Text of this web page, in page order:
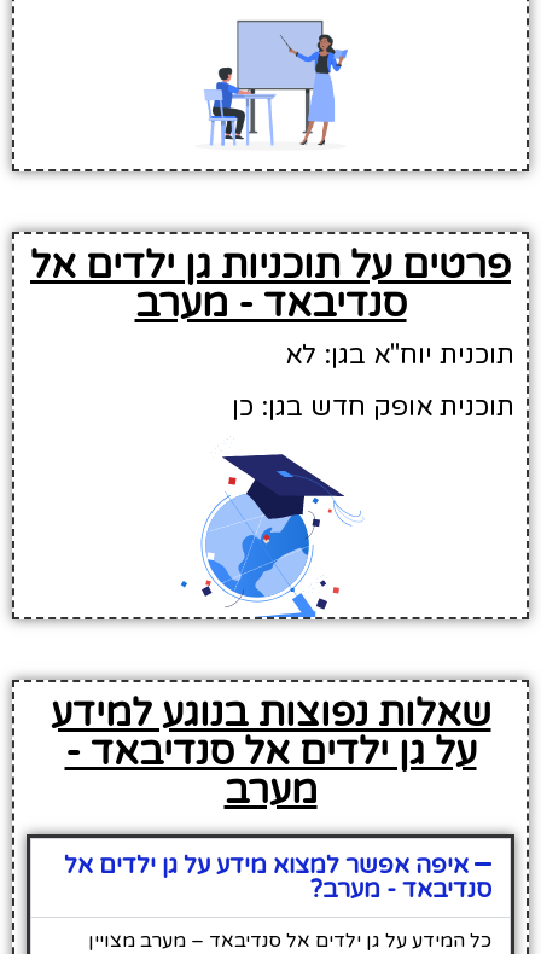
פרטים על תוכניות גן ילדים אל
סנדיבאד - מערב
תוכנית יוח"א בגן: לא
תוכנית אופק חדש בגן: כן
שאלות נפוצות בנוגע למידע
על גן ילדים אל סנדיבאד -
מערב
איפה אפשר למצוא מידע על גן ילדים אל
סנדיבאד - מערב?
כל המידע על גן ילדים אל סנדיבאד – מערב מצויין